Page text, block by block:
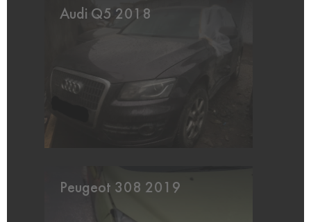
Audi Q5 2018
Peugeot 308 2019